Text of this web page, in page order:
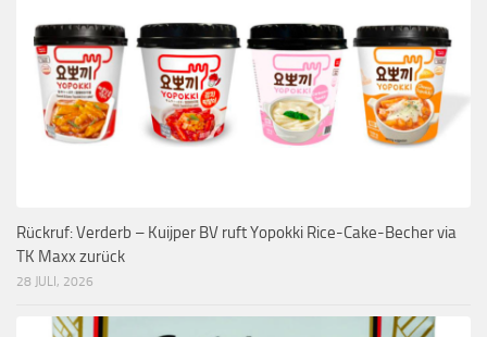
Rückruf: Verderb – Kuijper BV ruft Yopokki Rice-Cake-Becher via
TK Maxx zurück
28 JULI, 2026